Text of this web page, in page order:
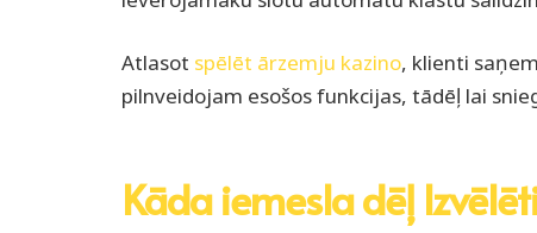
Atlasot spēlēt ārzemju kazino, klienti
pilnveidojam esošos funkcijas, tādēļ lai
Kāda iemesla dēļ